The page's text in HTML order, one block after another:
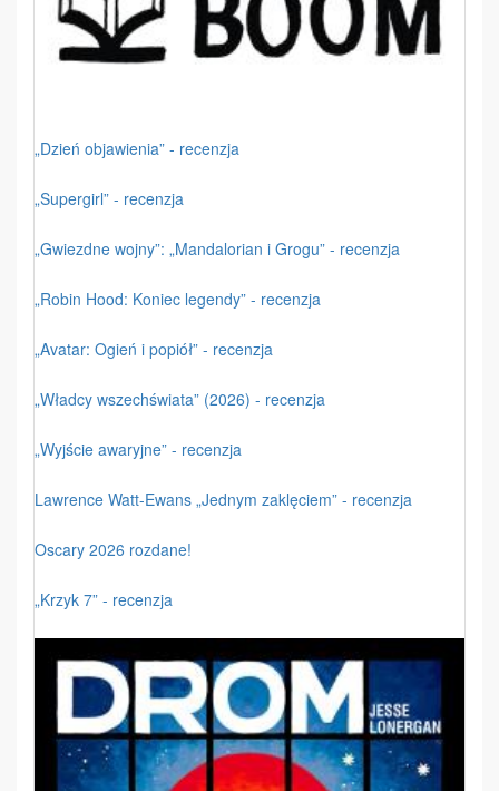
„Dzień objawienia” - recenzja
„Supergirl” - recenzja
„Gwiezdne wojny”: „Mandalorian i Grogu” - recenzja
„Robin Hood: Koniec legendy” - recenzja
„Avatar: Ogień i popiół” - recenzja
„Władcy wszechświata” (2026) - recenzja
„Wyjście awaryjne” - recenzja
Lawrence Watt-Ewans „Jednym zaklęciem” - recenzja
Oscary 2026 rozdane!
„Krzyk 7” - recenzja